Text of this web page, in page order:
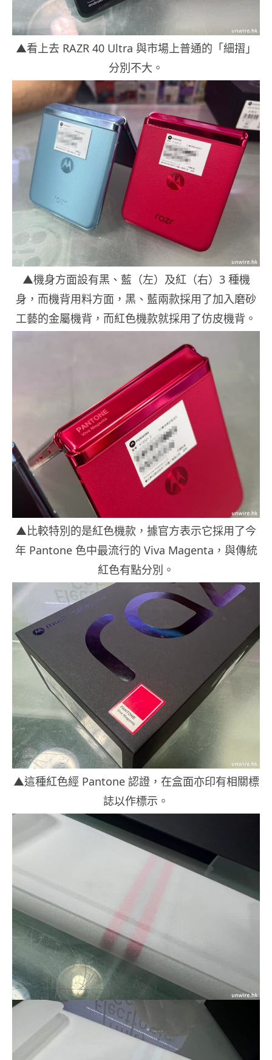
▲看上去 RAZR 40 Ultra 與市場上普通的「細摺」
分別不大。
▲機身方面設有黑、藍（左）及紅（右）3 種機
身，而機背用料方面，黑、藍兩款採用了加入磨砂
工藝的金屬機背，而紅色機款就採用了仿皮機背。
▲比較特別的是紅色機款，據官方表示它採用了今
年 Pantone 色中最流行的 Viva Magenta，與傳統
紅色有點分別。
▲這種紅色經 Pantone 認證，在盒面亦印有相關標
誌以作標示。